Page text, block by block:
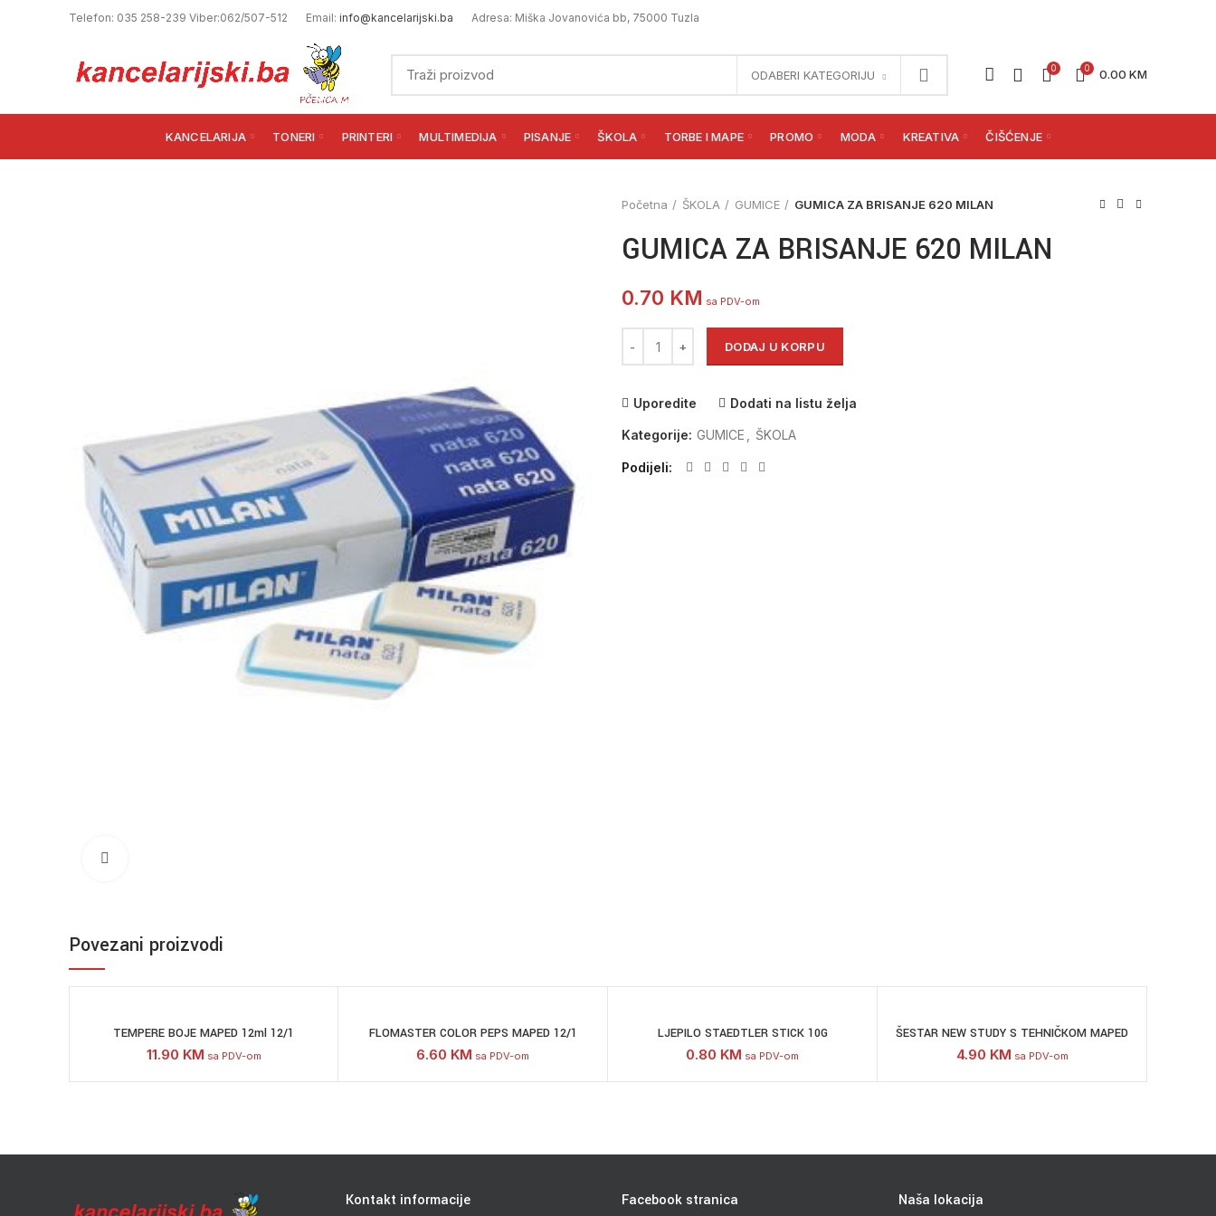
Telefon: 035 258-239 Viber:062/507-512 Email: info@kancelarijski.ba Adresa: Miška Jovanovića bb, 75000 Tuzla
ODABERI KATEGORIJU 0 0 0.00 KM
KANCELARIJA TONERI PRINTERI MULTIMEDIJA PISANJE ŠKOLA TORBE I MAPE PROMO MODA KREATIVA ČIŠĆENJE
Početna ŠKOLA GUMICE GUMICA ZA BRISANJE 620 MILAN
GUMICA ZA BRISANJE 620 MILAN
0.70 KM sa PDV-om
DODAJ U KORPU
Uporedite Dodati na listu želja
Kategorije: GUMICE ŠKOLA
Podijeli
Povezani proizvodi
TEMPERE BOJE MAPED 12ml 12/1
11.90 KM sa PDV-om
FLOMASTER COLOR PEPS MAPED 12/1
6.60 KM sa PDV-om
LJEPILO STAEDTLER STICK 10G
0.80 KM sa PDV-om
ŠESTAR NEW STUDY S TEHNIČKOM MAPED
4.90 KM sa PDV-om
Kontakt informacije Facebook stranica Naša lokacija